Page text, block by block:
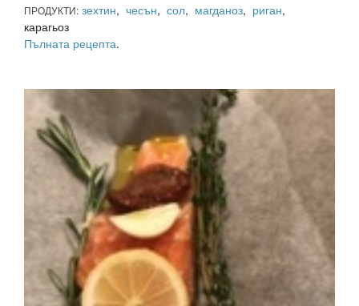
ПРОДУКТИ: зехтин, чесън, сол, магданоз, риган,
карагьоз
Пълната рецепта.